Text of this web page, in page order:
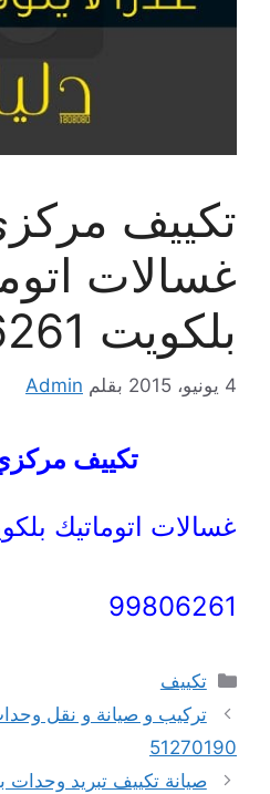
تكييف
غسالات
بلكويت 99806261
4 يونيو، 2015 بقلم Admin
تكييف
غسالات اتوماتيك
99806261
التصنيفات
تكييف
تركيب و صيانة و نقل
51270190
صيانة تكييف تبريد وحدات